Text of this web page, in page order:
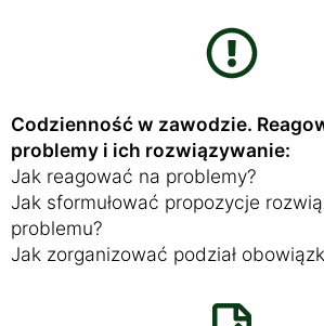
Codzienność w zawodzie.
problemy i ich rozwiązywanie:
Jak reagować na problemy?
Jak sformułować propozycje
problemu?
Jak zorganizować podział